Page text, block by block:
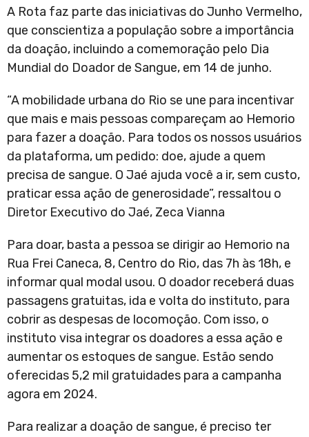
A Rota faz parte das iniciativas do Junho Vermelho,
que conscientiza a população sobre a importância
da doação, incluindo a comemoração pelo Dia
Mundial do Doador de Sangue, em 14 de junho.
“A mobilidade urbana do Rio se une para incentivar
que mais e mais pessoas compareçam ao Hemorio
para fazer a doação. Para todos os nossos usuários
da plataforma, um pedido: doe, ajude a quem
precisa de sangue. O Jaé ajuda você a ir, sem custo,
praticar essa ação de generosidade”, ressaltou o
Diretor Executivo do Jaé, Zeca Vianna
Para doar, basta a pessoa se dirigir ao Hemorio na
Rua Frei Caneca, 8, Centro do Rio, das 7h às 18h, e
informar qual modal usou. O doador receberá duas
passagens gratuitas, ida e volta do instituto, para
cobrir as despesas de locomoção. Com isso, o
instituto visa integrar os doadores a essa ação e
aumentar os estoques de sangue. Estão sendo
oferecidas 5,2 mil gratuidades para a campanha
agora em 2024.
Para realizar a doação de sangue, é preciso ter